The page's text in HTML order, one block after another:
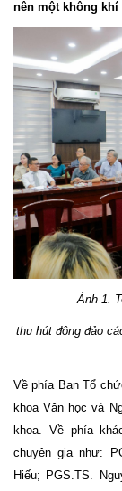
nên một không
Ảnh 1.
thu hút đông đảo
Về phía Ban Tổ
khoa Văn học và
khoa. Về phía
chuyên gia như:
Hiếu; PGS.TS.